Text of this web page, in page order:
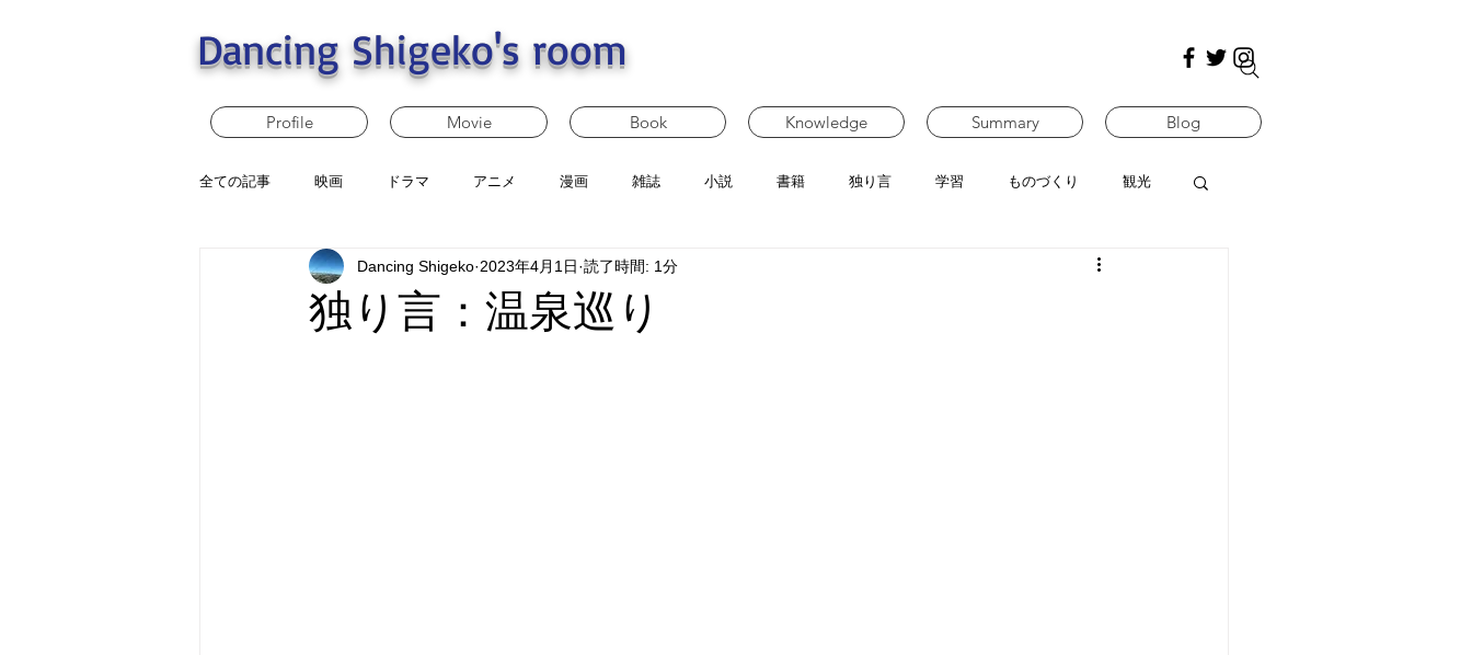
Dancing Shigeko's room
Profile Movie Book Knowledge Summary Blog
全ての記事 映画 ドラマ アニメ 漫画 雑誌 小説 書籍 独り言 学習 ものづくり 観光
独り言：温泉巡り
Dancing Shigeko 2023年4月1日 読了時間: 1分